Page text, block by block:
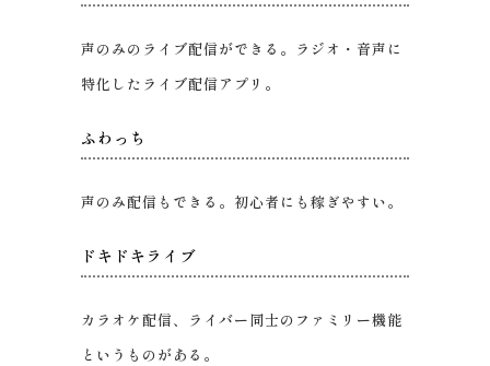
声のみのライブ配信ができる。ラジオ・音声に
特化したライブ配信アプリ。
ふわっち
声のみ配信もできる。初心者にも稼ぎやすい。
ドキドキライブ
カラオケ配信、ライバー同士のファミリー機能
というものがある。